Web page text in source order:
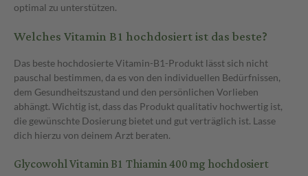
optimal zu unterstützen.
Welches Vitamin B1 hochdosiert ist das beste?
Das beste hochdosierte Vitamin-B1-Produkt lässt sich nicht
pauschal bestimmen, da es von den individuellen Bedürfnissen,
dem Gesundheitszustand und den persönlichen Vorlieben
abhängt. Wichtig ist, dass das Produkt qualitativ hochwertig ist,
die gewünschte Dosierung bietet und gut verträglich ist. Lasse
dich hierzu von deinem Arzt beraten.
Glycowohl Vitamin B1 Thiamin 400 mg hochdosiert